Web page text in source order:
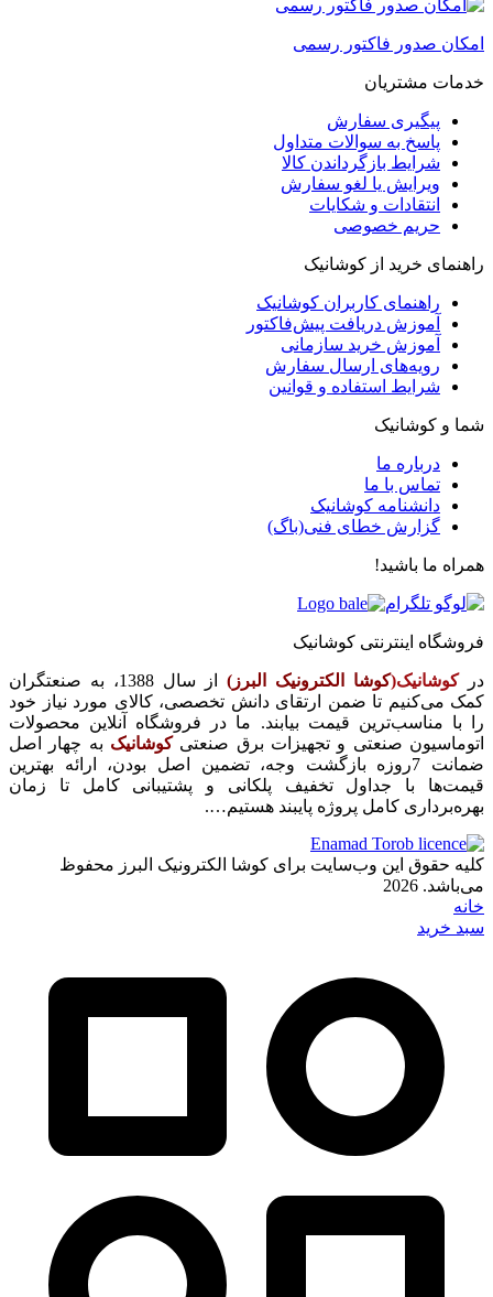
امکان صدور فاکتور رسمی
خدمات مشتریان
پیگیری سفارش
پاسخ به سوالات متداول
شرایط بازگرداندن کالا
ویرایش یا لغو سفارش
انتقادات و شکایات
حریم خصوصی
راهنمای خرید از کوشانیک
راهنمای کاربران کوشانیک
آموزش دریافت پیش‌فاکتور
آموزش خرید سازمانی
رویه‌های ارسال سفارش
شرایط استفاده و قوانین
شما و کوشانیک
درباره ما
تماس با ما
دانشنامه کوشانیک
گزارش خطای فنی(باگ)
همراه ما باشید!
فروشگاه اینترنتی کوشانیک
در کوشانیک(کوشا الکترونیک البرز)
از سال 1388، به صنعتگران
کمک می‌کنیم تا ضمن ارتقای دانش تخصصی، کالای مورد نیاز خود
را با مناسب‌ترین قیمت بیابند. ما در فروشگاه آنلاین محصولات
اتوماسیون صنعتی و تجهیزات برق صنعتی کوشانیک به چهار اصل
ضمانت 7روزه بازگشت وجه، تضمین اصل بودن، ارائه بهترین
قیمت‌ها با جداول تخفیف پلکانی و پشتیبانی کامل تا زمان
بهره‌برداری کامل پروژه پایبند هستیم….
کلیه حقوق این وب‌سایت برای کوشا الکترونیک البرز محفوظ
می‌باشد. 2026
خانه
سبد خرید